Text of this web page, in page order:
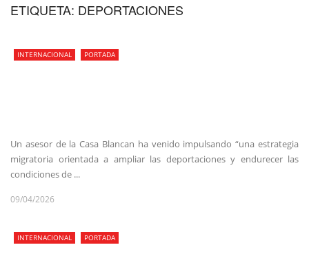
ETIQUETA: DEPORTACIONES
INTERNACIONAL PORTADA
Un asesor de la Casa Blancan ha venido impulsando “una estrategia
migratoria orientada a ampliar las deportaciones y endurecer las
condiciones de ...
09/04/2026
INTERNACIONAL PORTADA